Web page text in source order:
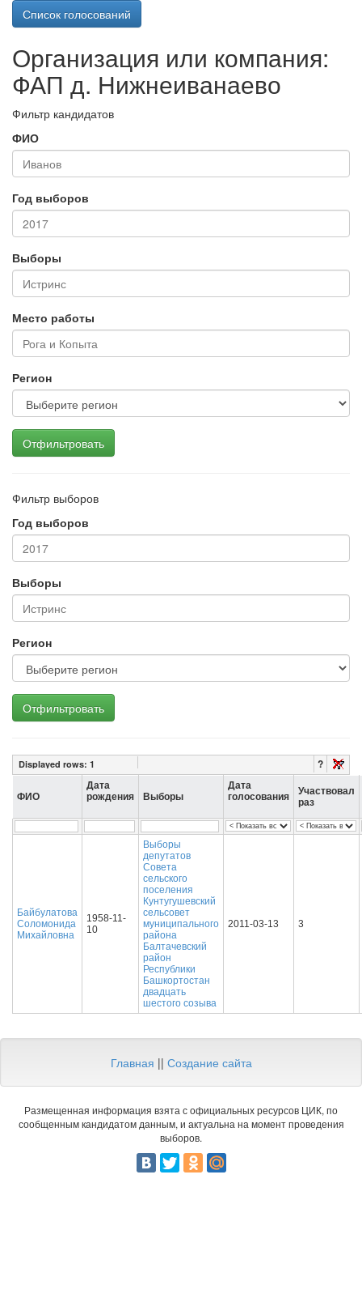
Список голосований
Организация или компания:
ФАП д. Нижнеиванаево
Фильтр кандидатов
ФИО
Год выборов
Выборы
Место работы
Регион
Отфильтровать
Фильтр выборов
Год выборов
Выборы
Регион
Отфильтровать
Displayed rows: 1 ?
ФИО
Дата
рождения
Выборы
Дата
голосования
Участвовал
раз
Байбулатова
Соломонида
Михайловна
1958-11-
10
Выборы
депутатов
Совета
сельского
поселения
Кунтугушевский
сельсовет
муниципального
района
Балтачевский
район
Республики
Башкортостан
двадцать
шестого созыва
2011-03-13 3
Главная || Создание сайта
Размещенная информация взята с официальных ресурсов ЦИК, по
сообщенным кандидатом данным, и актуальна на момент проведения
выборов.